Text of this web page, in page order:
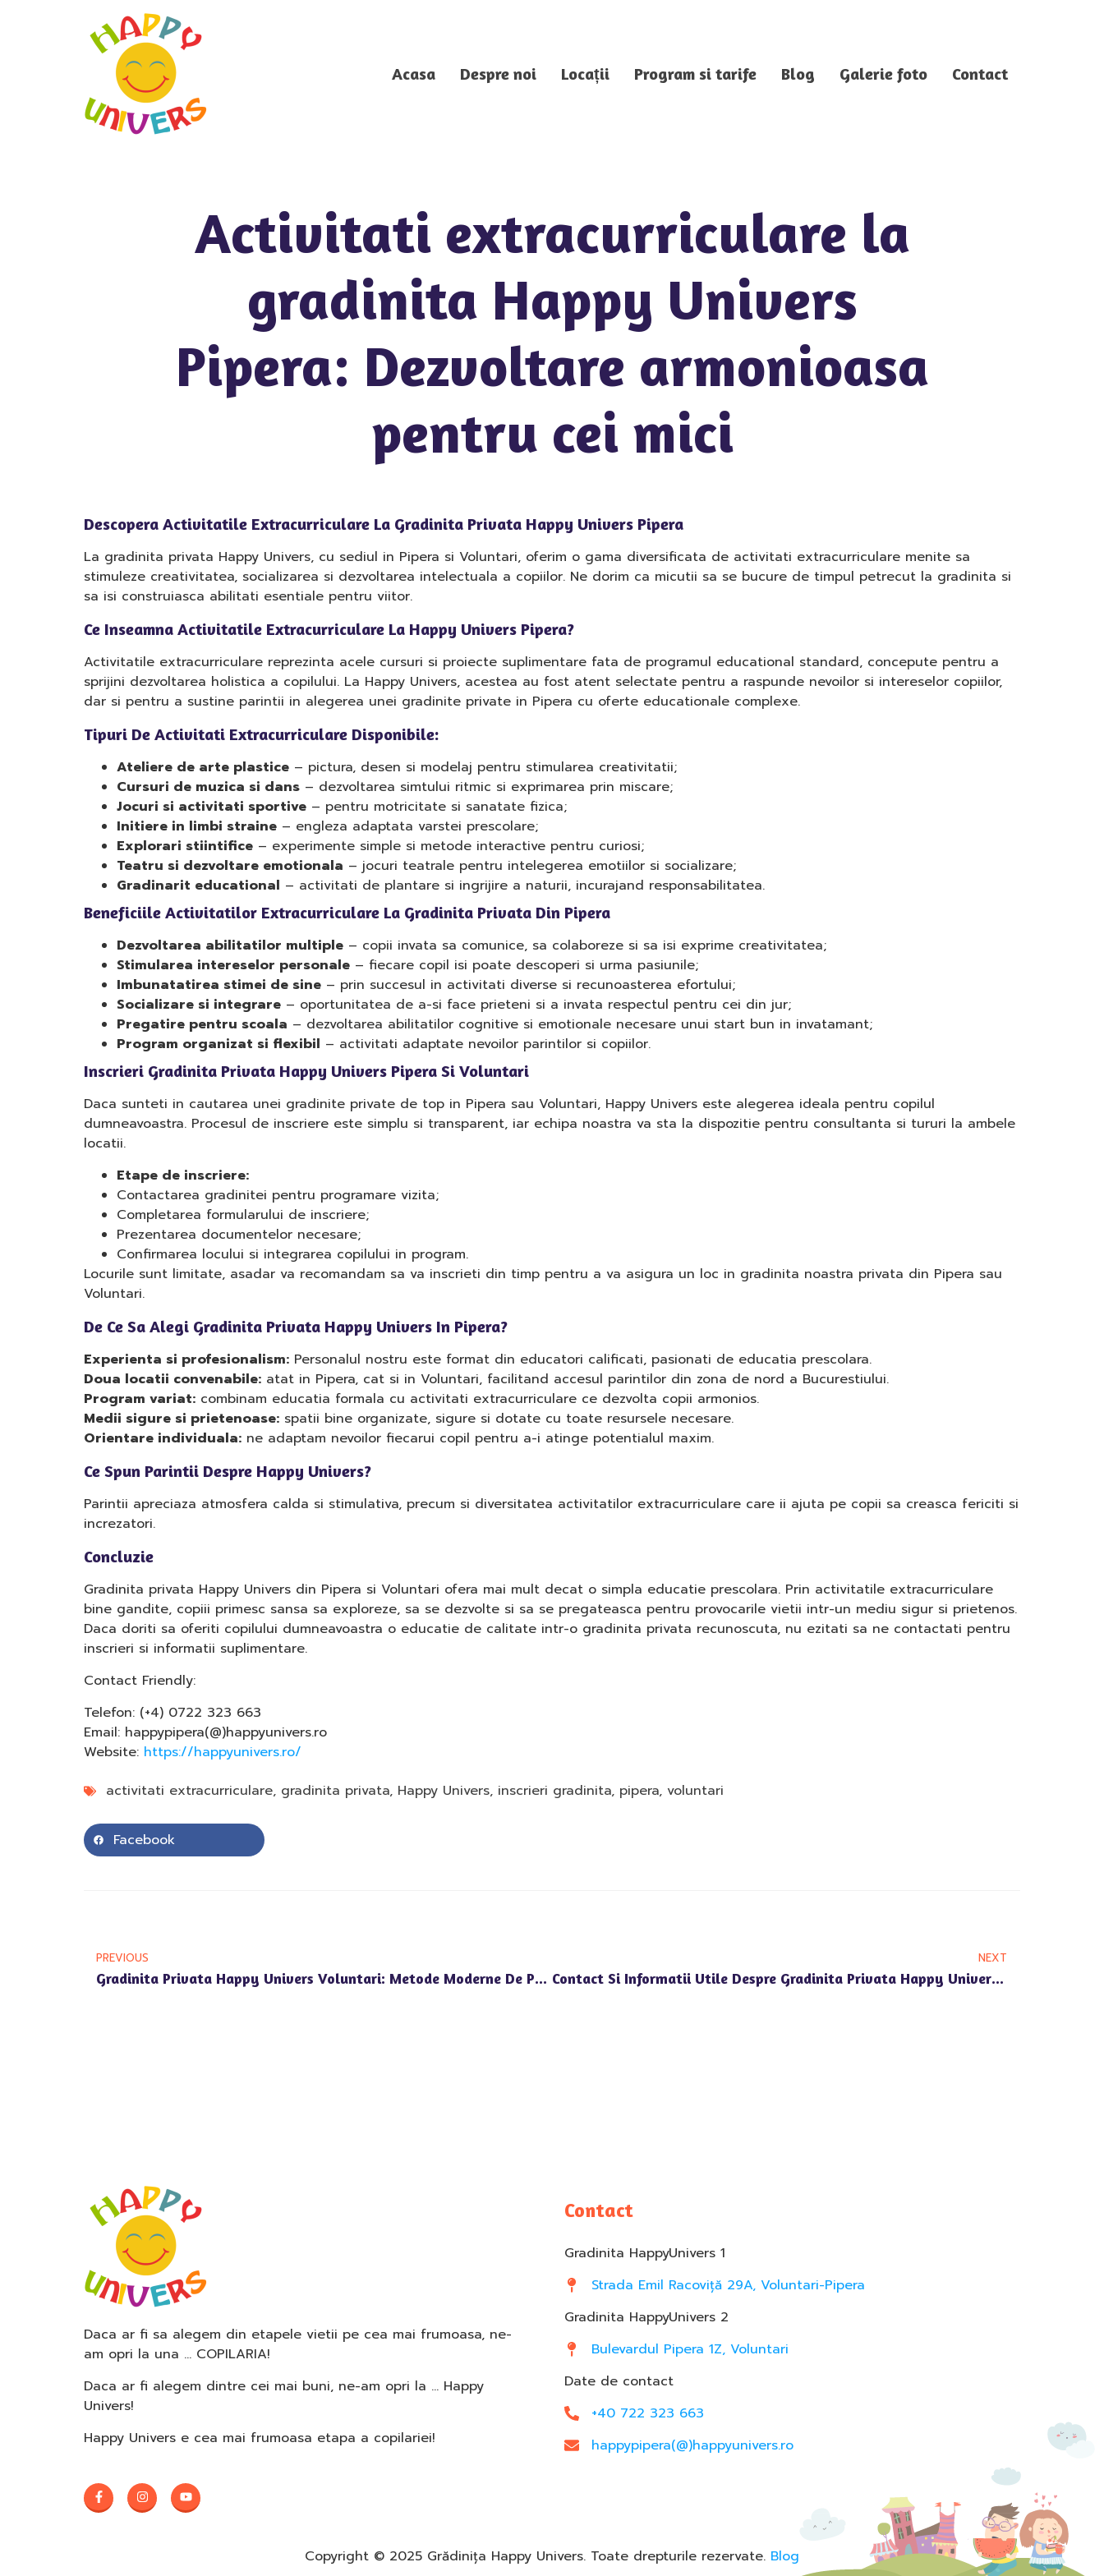
Acasa Despre noi Locații Program si tarife Blog Galerie foto Contact
Activitati extracurriculare la
gradinita Happy Univers
Pipera: Dezvoltare armonioasa
pentru cei mici
Descopera Activitatile Extracurriculare La Gradinita Privata Happy Univers Pipera
La gradinita privata Happy Univers, cu sediul in Pipera si Voluntari, oferim o gama diversificata de activitati extracurriculare menite sa
stimuleze creativitatea, socializarea si dezvoltarea intelectuala a copiilor. Ne dorim ca micutii sa se bucure de timpul petrecut la gradinita si
sa isi construiasca abilitati esentiale pentru viitor.
Ce Inseamna Activitatile Extracurriculare La Happy Univers Pipera?
Activitatile extracurriculare reprezinta acele cursuri si proiecte suplimentare fata de programul educational standard, concepute pentru a
sprijini dezvoltarea holistica a copilului. La Happy Univers, acestea au fost atent selectate pentru a raspunde nevoilor si intereselor copiilor,
dar si pentru a sustine parintii in alegerea unei gradinite private in Pipera cu oferte educationale complexe.
Tipuri De Activitati Extracurriculare Disponibile:
Ateliere de arte plastice – pictura, desen si modelaj pentru stimularea creativitatii;
Cursuri de muzica si dans – dezvoltarea simtului ritmic si exprimarea prin miscare;
Jocuri si activitati sportive – pentru motricitate si sanatate fizica;
Initiere in limbi straine – engleza adaptata varstei prescolare;
Explorari stiintifice – experimente simple si metode interactive pentru curiosi;
Teatru si dezvoltare emotionala – jocuri teatrale pentru intelegerea emotiilor si socializare;
Gradinarit educational – activitati de plantare si ingrijire a naturii, incurajand responsabilitatea.
Beneficiile Activitatilor Extracurriculare La Gradinita Privata Din Pipera
Dezvoltarea abilitatilor multiple – copii invata sa comunice, sa colaboreze si sa isi exprime creativitatea;
Stimularea intereselor personale – fiecare copil isi poate descoperi si urma pasiunile;
Imbunatatirea stimei de sine – prin succesul in activitati diverse si recunoasterea efortului;
Socializare si integrare – oportunitatea de a-si face prieteni si a invata respectul pentru cei din jur;
Pregatire pentru scoala – dezvoltarea abilitatilor cognitive si emotionale necesare unui start bun in invatamant;
Program organizat si flexibil – activitati adaptate nevoilor parintilor si copiilor.
Inscrieri Gradinita Privata Happy Univers Pipera Si Voluntari
Daca sunteti in cautarea unei gradinite private de top in Pipera sau Voluntari, Happy Univers este alegerea ideala pentru copilul
dumneavoastra. Procesul de inscriere este simplu si transparent, iar echipa noastra va sta la dispozitie pentru consultanta si tururi la ambele
locatii.
Etape de inscriere:
Contactarea gradinitei pentru programare vizita;
Completarea formularului de inscriere;
Prezentarea documentelor necesare;
Confirmarea locului si integrarea copilului in program.
Locurile sunt limitate, asadar va recomandam sa va inscrieti din timp pentru a va asigura un loc in gradinita noastra privata din Pipera sau
Voluntari.
De Ce Sa Alegi Gradinita Privata Happy Univers In Pipera?
Experienta si profesionalism: Personalul nostru este format din educatori calificati, pasionati de educatia prescolara.
Doua locatii convenabile: atat in Pipera, cat si in Voluntari, facilitand accesul parintilor din zona de nord a Bucurestiului.
Program variat: combinam educatia formala cu activitati extracurriculare ce dezvolta copii armonios.
Medii sigure si prietenoase: spatii bine organizate, sigure si dotate cu toate resursele necesare.
Orientare individuala: ne adaptam nevoilor fiecarui copil pentru a-i atinge potentialul maxim.
Ce Spun Parintii Despre Happy Univers?
Parintii apreciaza atmosfera calda si stimulativa, precum si diversitatea activitatilor extracurriculare care ii ajuta pe copii sa creasca fericiti si
increzatori.
Concluzie
Gradinita privata Happy Univers din Pipera si Voluntari ofera mai mult decat o simpla educatie prescolara. Prin activitatile extracurriculare
bine gandite, copiii primesc sansa sa exploreze, sa se dezvolte si sa se pregateasca pentru provocarile vietii intr-un mediu sigur si prietenos.
Daca doriti sa oferiti copilului dumneavoastra o educatie de calitate intr-o gradinita privata recunoscuta, nu ezitati sa ne contactati pentru
inscrieri si informatii suplimentare.
Contact Friendly:
Telefon: (+4) 0722 323 663
Email: happypipera(@)happyunivers.ro
Website: https://happyunivers.ro/
activitati extracurriculare, gradinita privata, Happy Univers, inscrieri gradinita, pipera, voluntari
Facebook
PREVIOUS
Gradinita Privata Happy Univers Voluntari: Metode Moderne De Predare
NEXT
Contact Si Informatii Utile Despre Gradinita Privata Happy Univers Voluntari
Daca ar fi sa alegem din etapele vietii pe cea mai frumoasa, ne-
am opri la una … COPILARIA!
Daca ar fi alegem dintre cei mai buni, ne-am opri la … Happy
Univers!
Happy Univers e cea mai frumoasa etapa a copilariei!
Contact
Gradinita HappyUnivers 1
Strada Emil Racoviță 29A, Voluntari-Pipera
Gradinita HappyUnivers 2
Bulevardul Pipera 1Z, Voluntari
Date de contact
+40 722 323 663
happypipera(@)happyunivers.ro
Copyright © 2025 Grădinița Happy Univers. Toate drepturile rezervate. Blog